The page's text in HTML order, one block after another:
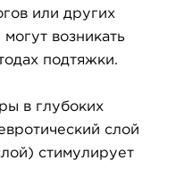
или других
возникать
подтяжки.
в глубоких
слой
стимулирует